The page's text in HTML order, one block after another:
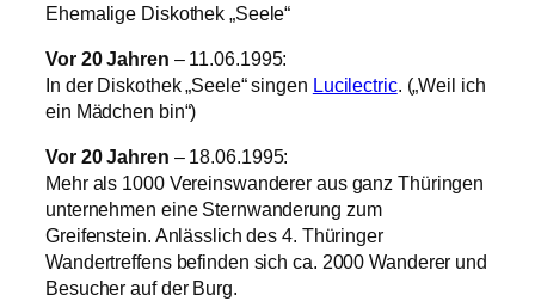
Ehemalige Diskothek „Seele“
Vor 20 Jahren – 11.06.1995:
In der Diskothek „Seele“ singen Lucilectric. („Weil ich
ein Mädchen bin“)
Vor 20 Jahren – 18.06.1995:
Mehr als 1000 Vereinswanderer aus ganz Thüringen
unternehmen eine Sternwanderung zum
Greifenstein. Anlässlich des 4. Thüringer
Wandertreffens befinden sich ca. 2000 Wanderer und
Besucher auf der Burg.